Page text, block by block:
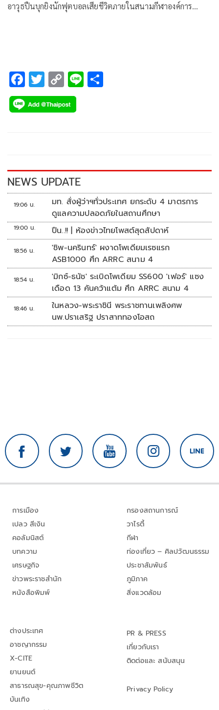
อาวุธปืนบุกยิงนักฟุตบอลเสียชีวิตภายในสนามกีฬาองค์การ
F
ac
e
k
T
wi
tt
C
o
p
k
Li
NEWS UPDATE
19:06 น.
มท. สั่งผู้ว่าฯทั่วประเทศ ยกระดับ 4 มาตรการ
ดูแลความปลอดภัยในสถานศึกษา
19:00 น. ปืน..!! | ห้องข่าวไทยโพสต์สุดสัปดาห์
18:56 น.
'ชิพ-นครินทร์' ผงาดโพเดียมเรซแรก
ASB1000 ศึก ARRC สนาม 4
18:54 น.
'มิกซ์-ธนัช' ระเบิดโพเดียม SS600 'เฟอร์' แซง
เดือด 13 คันคว้าแต้ม ศึก ARRC สนาม 4
18:46 น.
ในหลวง-พระราชินี พระราชทานเพลิงศพ
นพ.ปราเสริฐ ปราสาททองโอสถ
การเมือง
เปลว สีเงิน
คอลัมนิสต์
บทความ
เศรษฐกิจ
ข่าวพระราชสำนัก
หนังสือพิมพ์
กรองสถานการณ์
วาไรตี้
กีฬา
ท่องเที่ยว – ศิลปวัฒนธรรม
ประชาสัมพันธ์
ภูมิภาค
สิ่งแวดล้อม
ต่างประเทศ
อาชญากรรม
X-CITE
ยานยนต์
สาธารณสุข-คุณภาพชีวิต
บันเทิง
PR & PRESS
เกี่ยวกับเรา
ติดต่อและ สนับสนุน
Privacy Policy